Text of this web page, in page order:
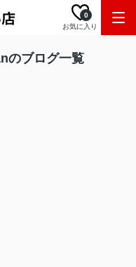
お気に入り
0
のブログ一覧